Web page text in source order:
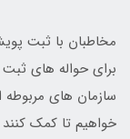
مخاطبان با ثبت
سازمان های
خواهیم تا کمک